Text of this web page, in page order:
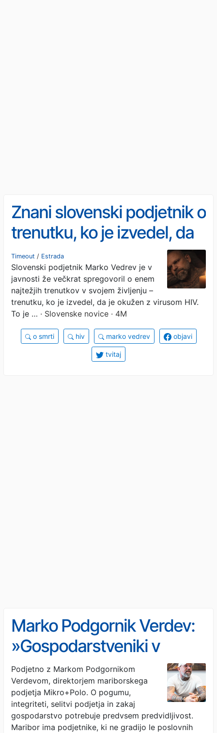
Znani slovenski podjetnik o
trenutku, ko je izvedel, da
je okužen s HIV: »O bolezni
in umiranju ne govorimo
dovolj«
Timeout / Estrada
Slovenski podjetnik Marko Vedrev je v
javnosti že večkrat spregovoril o enem
najtežjih trenutkov v svojem življenju –
trenutku, ko je izvedel, da je okužen z virusom HIV.
To je … · Slovenske novice · 4M
o smrti hiv marko vedrev objavi
tvitaj
Marko Podgornik Verdev:
»Gospodarstveniki v
Sloveniji rabimo samo eno
stvar - predvidljivost.«
Podjetno z Markom Podgornikom
Verdevom, direktorjem mariborskega
podjetja Mikro+Polo. O pogumu,
integriteti, selitvi podjetja in zakaj
gospodarstvo potrebuje predvsem predvidljivost.
Maribor ima podjetnike, ki ne gradijo le poslovnih